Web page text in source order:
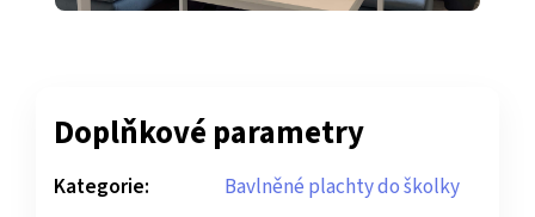
Doplňkové parametry
Kategorie:
Bavlněné plachty do školky